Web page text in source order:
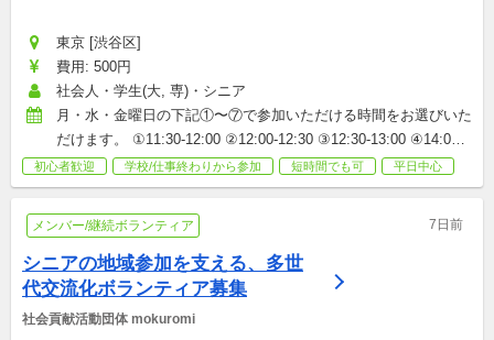
東京 [渋谷区]
費用: 500円
社会人・学生(大, 専)・シニア
月・水・金曜日の下記①〜⑦で参加いただける時間をお選びいた
だけます。 ①11:30-12:00 ②12:00-12:30 ③12:30-13:00 ④14:00-
14:30 ⑤14:30-15:00 ⑥15:00-15:30 ⑦15:30-16:00
初心者歓迎 学校/仕事終わりから参加 短時間でも可 平日中心
メンバー/継続ボランティア 7日前
シニアの地域参加を支える、多世
代交流化ボランティア募集
社会貢献活動団体 mokuromi